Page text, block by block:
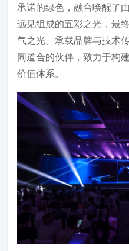
承诺的绿色，融合唤醒了
远见组成的五彩之光，最
气之光。承载品牌与技术
同道合的伙伴，致力于构
价值体系。